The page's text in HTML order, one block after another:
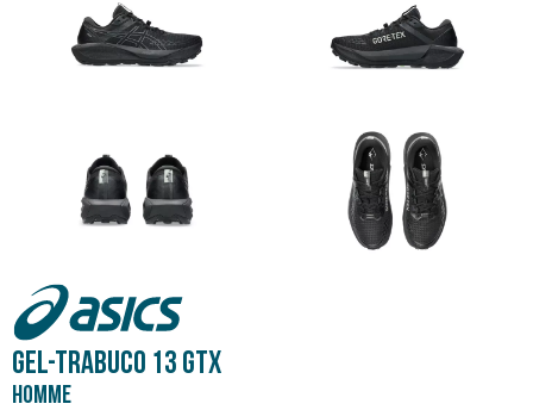
Asics
GEL-TRABUCO 13 GTX
Homme